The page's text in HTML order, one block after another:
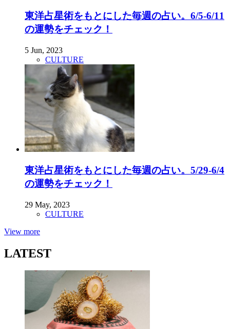
東洋占星術をもとにした毎週の占い。6/5-6/11
の運勢をチェック！
5 Jun, 2023
CULTURE
東洋占星術をもとにした毎週の占い。5/29-6/4
の運勢をチェック！
29 May, 2023
CULTURE
View more
LATEST